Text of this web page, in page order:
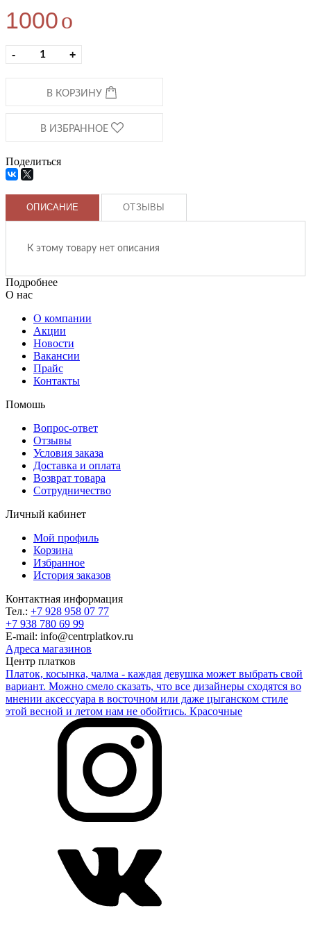
1000o
- +
В КОРЗИНУ
В ИЗБРАННОЕ
Поделиться
ОПИСАНИЕ ОТЗЫВЫ
К этому товару нет описания
Подробнее
О нас
О компании
Акции
Новости
Вакансии
Прайс
Контакты
Помошь
Вопрос-ответ
Отзывы
Условия заказа
Доставка и оплата
Возврат товара
Сотрудничество
Личный кабинет
Мой профиль
Корзина
Избранное
История заказов
Контактная информация
Тел.: +7 928 958 07 77
+7 938 780 69 99
E-mail: info@centrplatkov.ru
Адреса магазинов
Центр платков
Платок, косынка, чалма - каждая девушка может выбрать свой
вариант. Можно смело сказать, что все дизайнеры сходятся во
мнении аксессуара в восточном или даже цыганском стиле
этой весной и летом нам не обойтись. Красочные